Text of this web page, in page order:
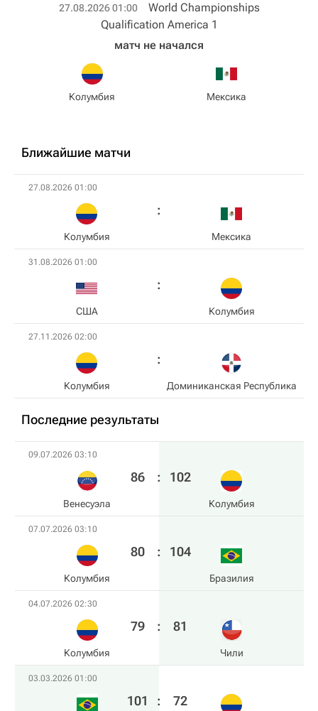
27.08.2026 01:00
World Championships
Qualification America 1
Колумбия
матч не начался
Мексика
Ближайшие матчи
27.08.2026 01:00
Колумбия Мексика
31.08.2026 01:00
США Колумбия
27.11.2026 02:00
Колумбия Доминиканская Республика
Последние результаты
09.07.2026 03:10
Венесуэла
86 : 102
Колумбия
07.07.2026 03:10
Колумбия
80 : 104
Бразилия
04.07.2026 02:30
Колумбия
79 : 81
Чили
03.03.2026 01:00
101 : 72